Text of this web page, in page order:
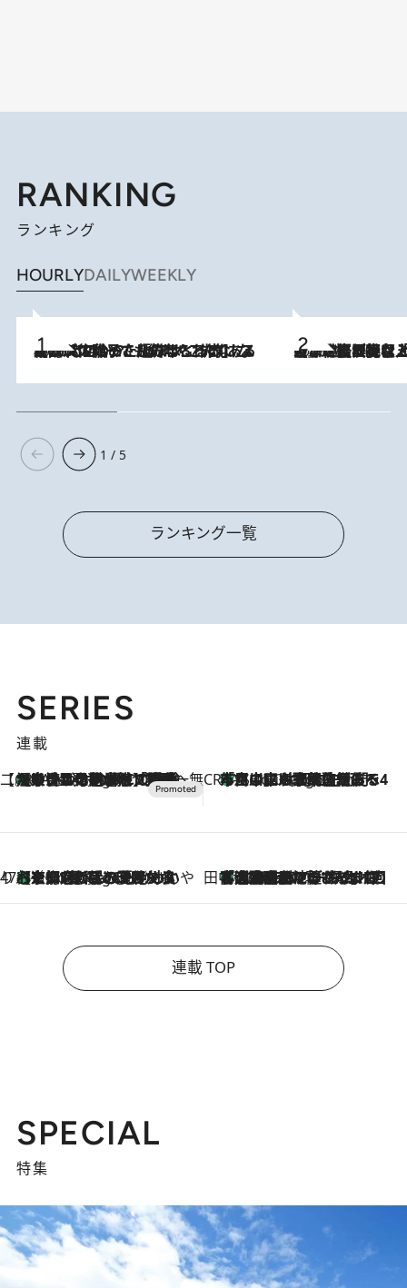
RANKING
ランキング
HOURLYDAILYWEEKLY
2026.8.5
【阿川佐和子さんの年とる力】なぜ70代で始めた趣味は“こんなに楽しい”のか？ ピアノ、俳句…スランプに陥っても続けられる“ある秘訣”とは 2026.8.5
【なぜ吉沢亮は「気配を消せる」のか？】興行収入208億の『国宝』を経て挑むミュージカル『ディア・エヴァン・ハンセン』。トップ俳優が舞台上でさらけ出した“孤独”とは
1 / 5
ランキング一覧
SERIES
連載
【CREA×星野リゾート】唯一無二。癒しと発見が待つ場所へ
7 Hours Ago
【トンボの足水浴】ヒノキの香りに包まれて涼感マックス！約13℃の湧水かけ流しを避暑地「星野温泉 トンボの湯」で体験 CREA'S CHOICE
9 Hours Ago
「立川にも歌舞伎があるんだよ」 片岡仁左衛門・市川中車ら豪華座組みで4年目の立川立飛歌舞伎へ
47都道府県の手みやげ ひんやりスイーツで夏を満喫
9 Hours Ago
【京都府】この夏絶対食べたい 冷やしておいしいおやつ3選 ひと口目から心を掴む新緑のテリーヌ 田中稲の勝手に再ブーム
2026.8.7
「湘南乃風に憧れて」観客大盛上がりの“タオル回し”に、ラッパー顔負けの高速歌唱まで…さだまさし（74）のアグレッシブすぎる現在地
連載 TOP
SPECIAL
特集